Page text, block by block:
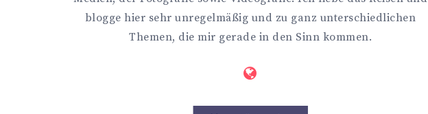
blogge hier sehr unregelmäßig und zu ganz unterschiedlichen
Themen, die mir gerade in den Sinn kommen.